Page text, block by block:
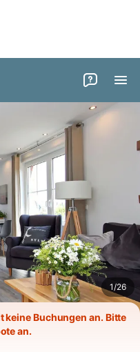
1/26
Buchungen an. Bitte
an.